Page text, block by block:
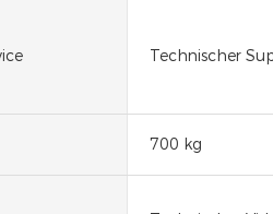
Technischer
700 kg